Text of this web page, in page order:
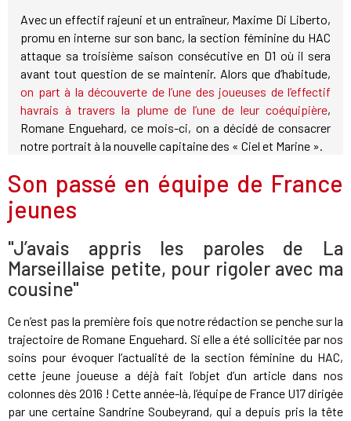
Avec un effectif rajeuni et un entraîneur, Maxime Di Liberto,
promu en interne sur son banc, la section féminine du HAC
attaque sa troisième saison consécutive en D1 où il sera
avant tout question de se maintenir. Alors que d’habitude,
on part à la découverte de l’une des joueuses de l’effectif
havrais à travers la plume de l’une de leur coéquipière,
Romane Enguehard, ce mois-ci, on a décidé de consacrer
notre portrait à la nouvelle capitaine des « Ciel et Marine ».
Son passé en équipe de France
jeunes
"J’avais appris les paroles de La
Marseillaise petite, pour rigoler avec ma
cousine"
Ce n’est pas la première fois que notre rédaction se penche sur la
trajectoire de Romane Enguehard. Si elle a été sollicitée par nos
soins pour évoquer l’actualité de la section féminine du HAC,
cette jeune joueuse a déjà fait l’objet d’un article dans nos
colonnes dès 2016 ! Cette année-là, l’équipe de France U17 dirigée
par une certaine Sandrine Soubeyrand, qui a depuis pris la tête